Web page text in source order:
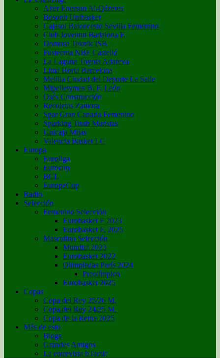
Alter Enersun Al-Qázeres
Bosonit Unibasket
Cajasol Baloncesto Sevilla Femenino
Club Joventut Badalona F.
Domusa Teknik ISB
Fustecma NBF Castelló
La Laguna Toyota Adareva
Lima Horta Barcelona
Melilla Ciudad del Deporte La Salle
Mipelletymas B. F. León
Osés Construcción
Recoletas Zamora
Spar Gran Canaria Femenino
Sparking Truth Maristas
Unicaja Mijas
Valencia Basket LC
Europa
Euroliga
Eurocup
BCL
EuropeCup
Radio
Selección
Femenino Selección
Eurobasket F 2023
Eurobasket F. 2025
Masculino Selección
Mundial 2023
Eurobasket 2022
Olimpiadas París 2024
Preolímpico
Eurobasket 2025
Copas
Copa del Rey 25/26 M.
Copa del Rey 24/25 M.
Copa de la Reina 2025
Más de esto
Blogs
Grandes Amigos
La entrevista bTactic